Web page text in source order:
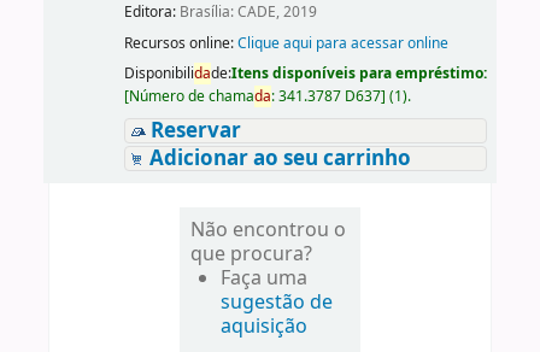
Editora: Brasília: CADE, 2019
Recursos online:Clique aqui para acessar online
Disponibilidade:Itens disponíveis para empréstimo:
[Número de chamada:341.3787 D637] (1).
Reservar
Adicionar ao seu carrinho
Não encontrou o
que procura?
Faça uma
sugestão de
aquisição